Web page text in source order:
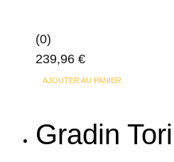
(0)
239,96 €
AJOUTER AU PANIER
Gradin